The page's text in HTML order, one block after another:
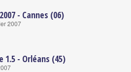
- Cannes (06)
2007
1.5 - Orléans (45)